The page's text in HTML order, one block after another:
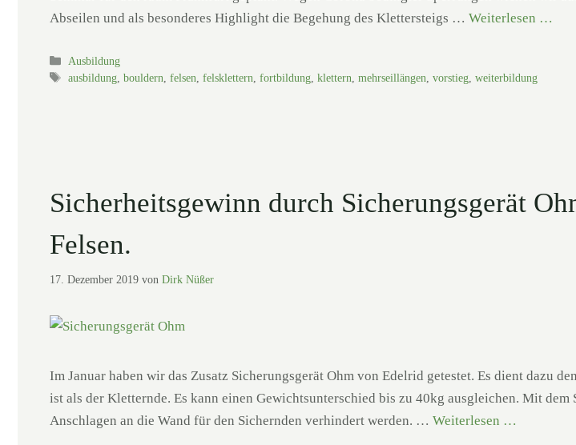
Abseilen und als besonderes Highlight die Begehung des Klettersteigs … Weiterlesen …
Kategorien
Ausbildung
Schlagwörter
ausbildung ,bouldern ,felsen ,felsklettern ,fortbildung ,klettern ,mehrseillängen ,vorstieg ,weiterbildung
Sicherheitsgewinn durch Sicherungsgerät
Felsen.
17. Dezember 2019 von Dirk Nüßer
Im Januar haben wir das Zusatz Sicherungsgerät Ohm von Edelrid getestet. Es dient dazu
ist als der Kletternde. Es kann einen Gewichtsunterschied bis zu 40kg ausgleichen. Mit
Anschlagen an die Wand für den Sichernden verhindert werden. … Weiterlesen …